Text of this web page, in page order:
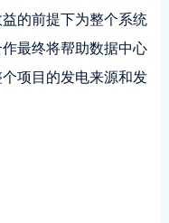
的前提下为整个系统
最终将帮助数据中心
项目的发电来源和发